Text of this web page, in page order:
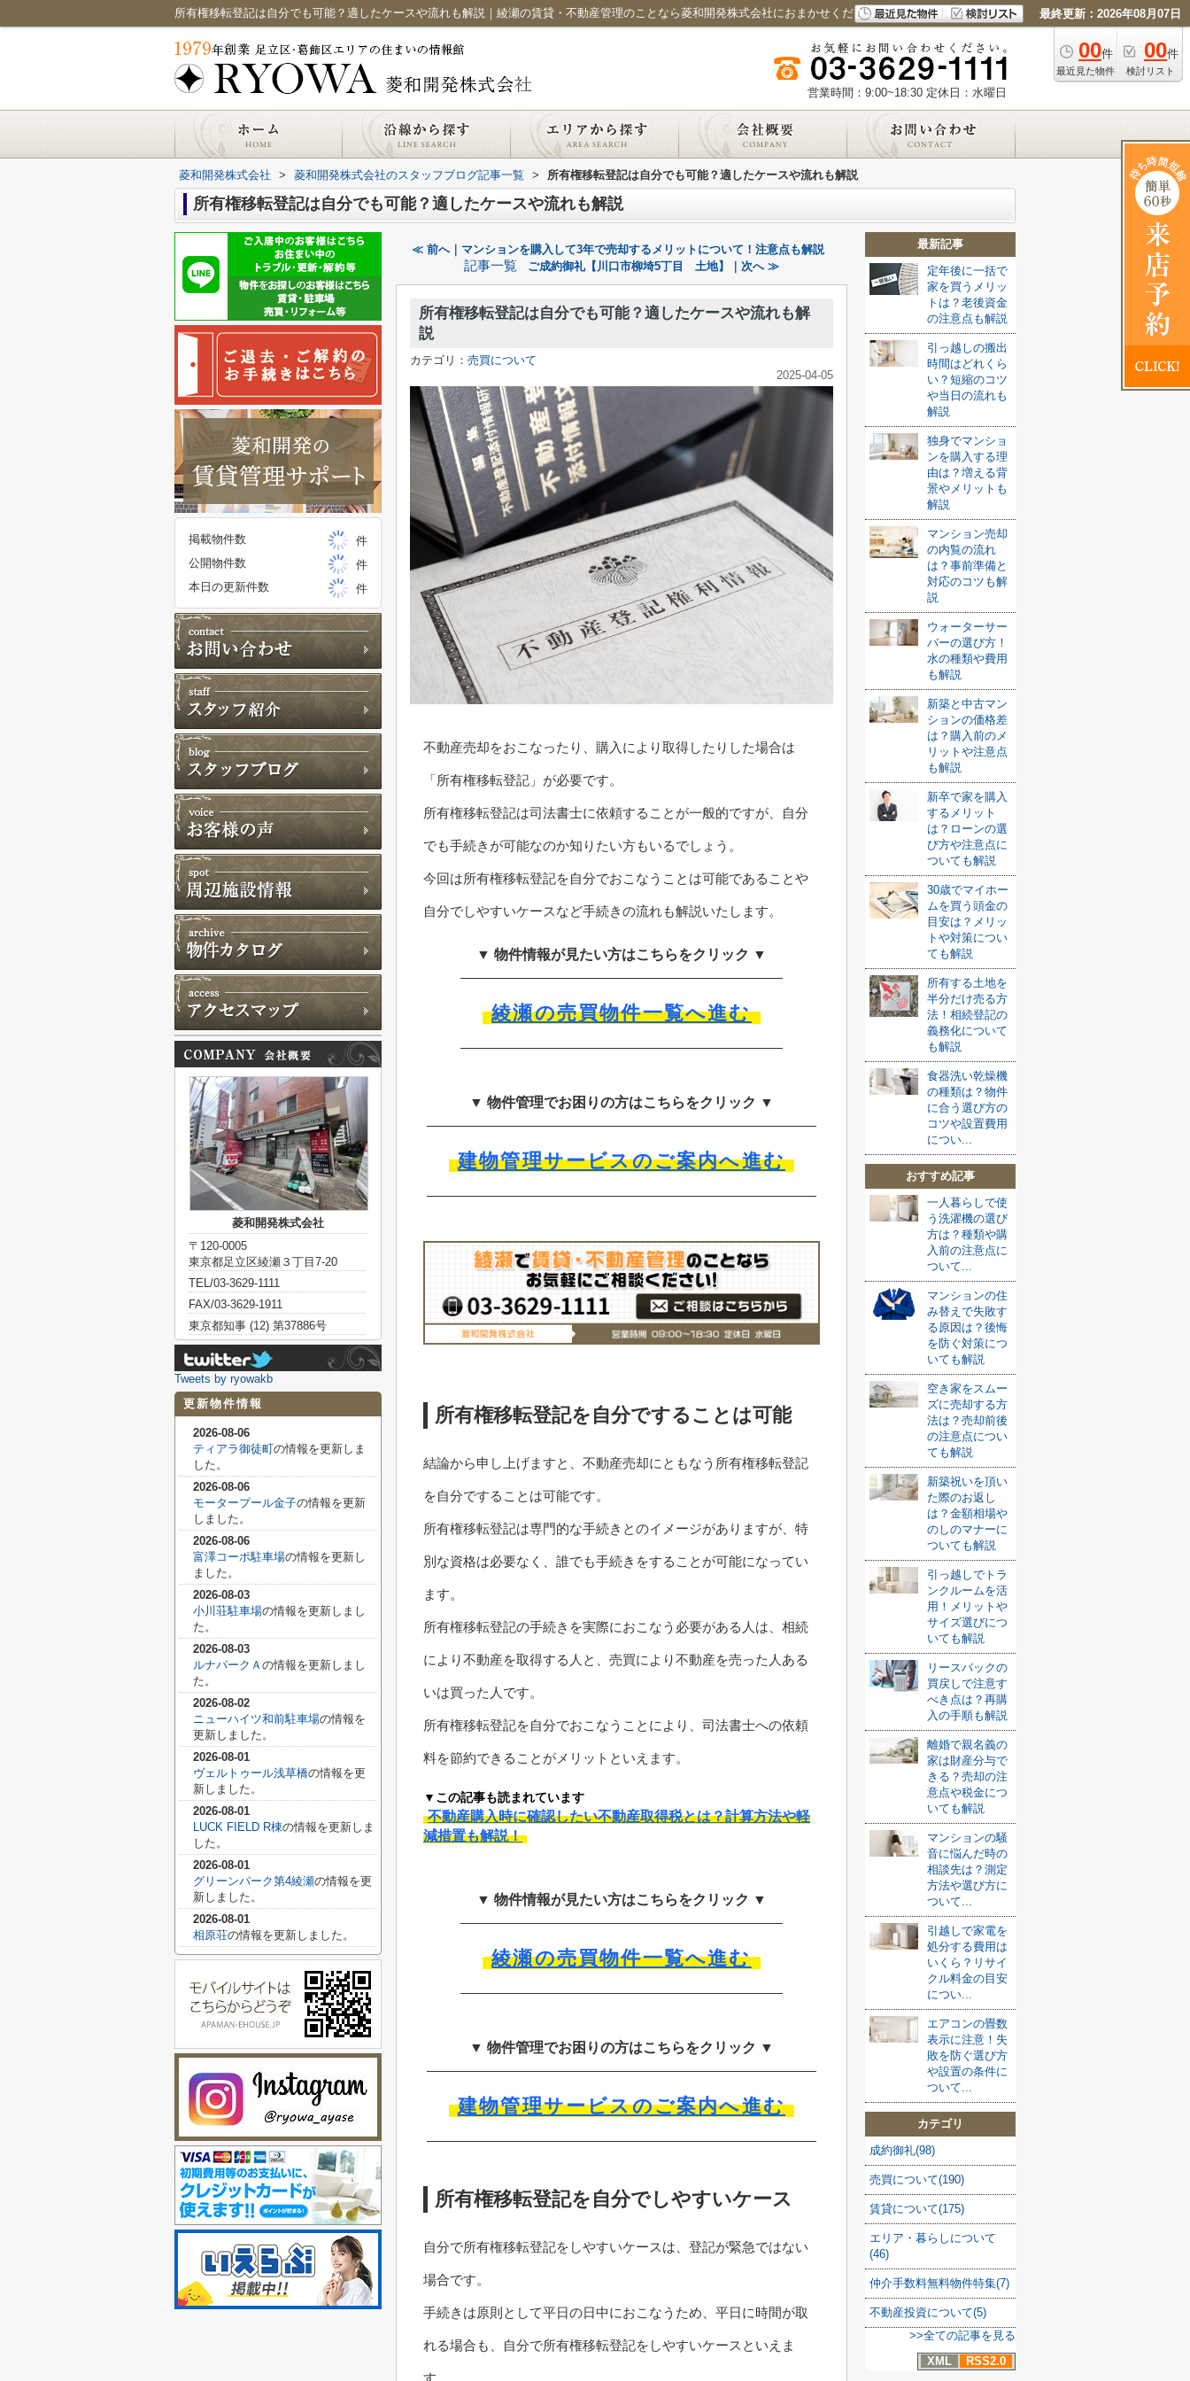
所有権移転登記は自分でも可能？適したケースや流れも解説｜綾瀬の賃貸・不動産管理のことなら菱和開発株式会社におまかせください 最終更新：2026年08月07日
00件
最近見た物件
00件
検討リスト
営業時間：9:00~18:30 定休日：水曜日
菱和開発株式会社 > 菱和開発株式会社のスタッフブログ記事一覧 > 所有権移転登記は自分でも可能？適したケースや流れも解説
所有権移転登記は自分でも可能？適したケースや流れも解説
≪ 前へ｜マンションを購入して3年で売却するメリットについて！注意点も解説
記事一覧 ご成約御礼【川口市柳埼5丁目 土地】｜次へ ≫
所有権移転登記は自分でも可能？適したケースや流れも解
説
カテゴリ： 売買について
2025-04-05
不動産売却をおこなったり、購入により取得したりした場合は
「所有権移転登記」が必要です。
所有権移転登記は司法書士に依頼することが一般的ですが、自分
でも手続きが可能なのか知りたい方もいるでしょう。
今回は所有権移転登記を自分でおこなうことは可能であることや
自分でしやすいケースなど手続きの流れも解説いたします。
▼ 物件情報が見たい方はこちらをクリック ▼
綾瀬の売買物件一覧へ進む
▼ 物件管理でお困りの方はこちらをクリック ▼
建物管理サービスのご案内へ進む
所有権移転登記を自分ですることは可能
結論から申し上げますと、不動産売却にともなう所有権移転登記
を自分ですることは可能です。
所有権移転登記は専門的な手続きとのイメージがありますが、特
別な資格は必要なく、誰でも手続きをすることが可能になってい
ます。
所有権移転登記の手続きを実際におこなう必要がある人は、相続
により不動産を取得する人と、売買により不動産を売った人ある
いは買った人です。
所有権移転登記を自分でおこなうことにより、司法書士への依頼
料を節約できることがメリットといえます。
▼この記事も読まれています
不動産購入時に確認したい不動産取得税とは？計算方法や軽
減措置も解説！
▼ 物件情報が見たい方はこちらをクリック ▼
綾瀬の売買物件一覧へ進む
▼ 物件管理でお困りの方はこちらをクリック ▼
建物管理サービスのご案内へ進む
所有権移転登記を自分でしやすいケース
自分で所有権移転登記をしやすいケースは、登記が緊急ではない
場合です。
手続きは原則として平日の日中におこなうため、平日に時間が取
れる場合も、自分で所有権移転登記をしやすいケースといえま
す。
最新記事
定年後に一括で
家を買うメリッ
トは？老後資金
の注意点も解説
引っ越しの搬出
時間はどれくら
い？短縮のコツ
や当日の流れも
解説
独身でマンショ
ンを購入する理
由は？増える背
景やメリットも
解説
マンション売却
の内覧の流れ
は？事前準備と
対応のコツも解
説
ウォーターサー
バーの選び方！
水の種類や費用
も解説
新築と中古マン
ションの価格差
は？購入前のメ
リットや注意点
も解説
新卒で家を購入
するメリット
は？ローンの選
び方や注意点に
ついても解説
30歳でマイホー
ムを買う頭金の
目安は？メリッ
トや対策につい
ても解説
所有する土地を
半分だけ売る方
法！相続登記の
義務化について
も解説
食器洗い乾燥機
の種類は？物件
に合う選び方の
コツや設置費用
につい...
おすすめ記事
一人暮らしで使
う洗濯機の選び
方は？種類や購
入前の注意点に
ついて...
マンションの住
み替えで失敗す
る原因は？後悔
を防ぐ対策につ
いても解説
空き家をスムー
ズに売却する方
法は？売却前後
の注意点につい
ても解説
新築祝いを頂い
た際のお返し
は？金額相場や
のしのマナーに
ついても解説
引っ越しでトラ
ンクルームを活
用！メリットや
サイズ選びにつ
いても解説
リースバックの
買戻しで注意す
べき点は？再購
入の手順も解説
離婚で親名義の
家は財産分与で
きる？売却の注
意点や税金につ
いても解説
マンションの騒
音に悩んだ時の
相談先は？測定
方法や選び方に
ついて...
引越しで家電を
処分する費用は
いくら？リサイ
クル料金の目安
につい...
エアコンの畳数
表示に注意！失
敗を防ぐ選び方
や設置の条件に
ついて...
カテゴリ
成約御礼(98)
売買について(190)
賃貸について(175)
エリア・暮らしについて
(46)
仲介手数料無料物件特集(7)
不動産投資について(5)
>>全ての記事を見る
XML
RSS2.0
掲載物件数
件
公開物件数
件
本日の更新件数
件
菱和開発株式会社
〒120-0005
東京都足立区綾瀬３丁目7-20
TEL/03-3629-1111
FAX/03-3629-1911
東京都知事 (12) 第37886号
Tweets by ryowakb
更新物件情報
2026-08-06
ティアラ御徒町の情報を更新しま
した。
2026-08-06
モータープール金子の情報を更新
しました。
2026-08-06
富澤コーポ駐車場の情報を更新し
ました。
2026-08-03
小川荘駐車場の情報を更新しまし
た。
2026-08-03
ルナパークＡ の情報を更新しまし
た。
2026-08-02
ニューハイツ和前駐車場の情報を
更新しました。
2026-08-01
ヴェルトゥール浅草橋の情報を更
新しました。
2026-08-01
LUCK FIELD R棟の情報を更新しま
した。
2026-08-01
グリーンパーク第4綾瀬の情報を更
新しました。
2026-08-01
相原荘の情報を更新しました。